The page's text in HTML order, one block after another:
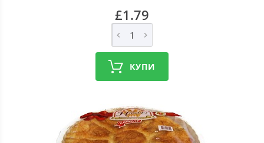
£1.79
КУПИ